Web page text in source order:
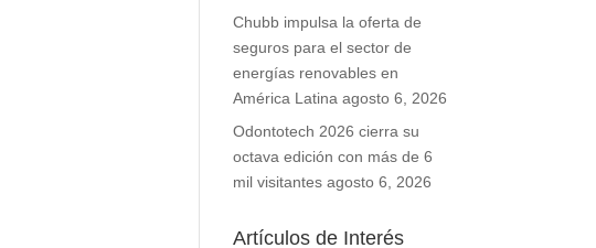
Chubb impulsa la oferta de
seguros para el sector de
energías renovables en
América Latina agosto 6, 2026
Odontotech 2026 cierra su
octava edición con más de 6
mil visitantes agosto 6, 2026
Artículos de Interés